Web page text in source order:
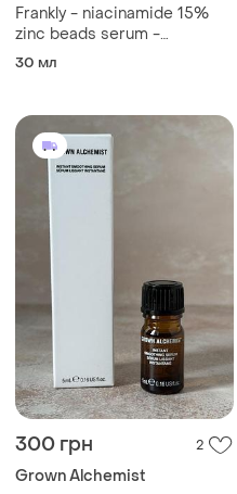
Frankly - niacinamide 15%
zinc beads serum -
сироватка від висипань з
30 мл
300 грн 2
Grown Alchemist